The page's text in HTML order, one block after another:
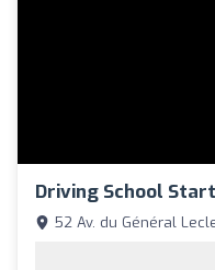
Driving School
52 Av. du Général